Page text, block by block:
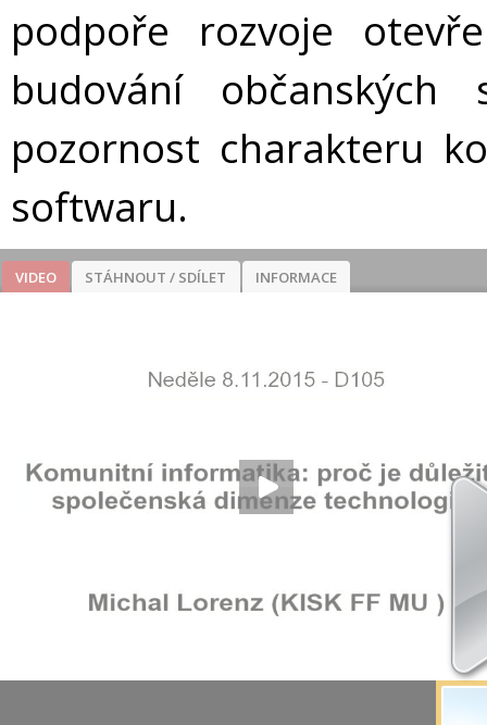
podpoře rozvoje
budování
pozornost charakteru
softwaru.
VIDEO STÁHNOUT / SDÍLET INFORMACE